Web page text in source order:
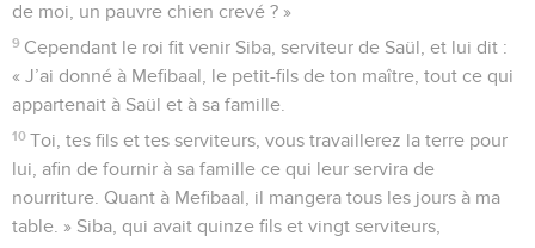
de moi, un pauvre chien crevé ? »
9 Cependant le roi fit venir Siba, serviteur de Saül, et lui dit :
« J’ai donné à Mefibaal, le petit-fils de ton maître, tout ce qui
appartenait à Saül et à sa famille.
10 Toi, tes fils et tes serviteurs, vous travaillerez la terre pour
lui, afin de fournir à sa famille ce qui leur servira de
nourriture. Quant à Mefibaal, il mangera tous les jours à ma
table. » Siba, qui avait quinze fils et vingt serviteurs,